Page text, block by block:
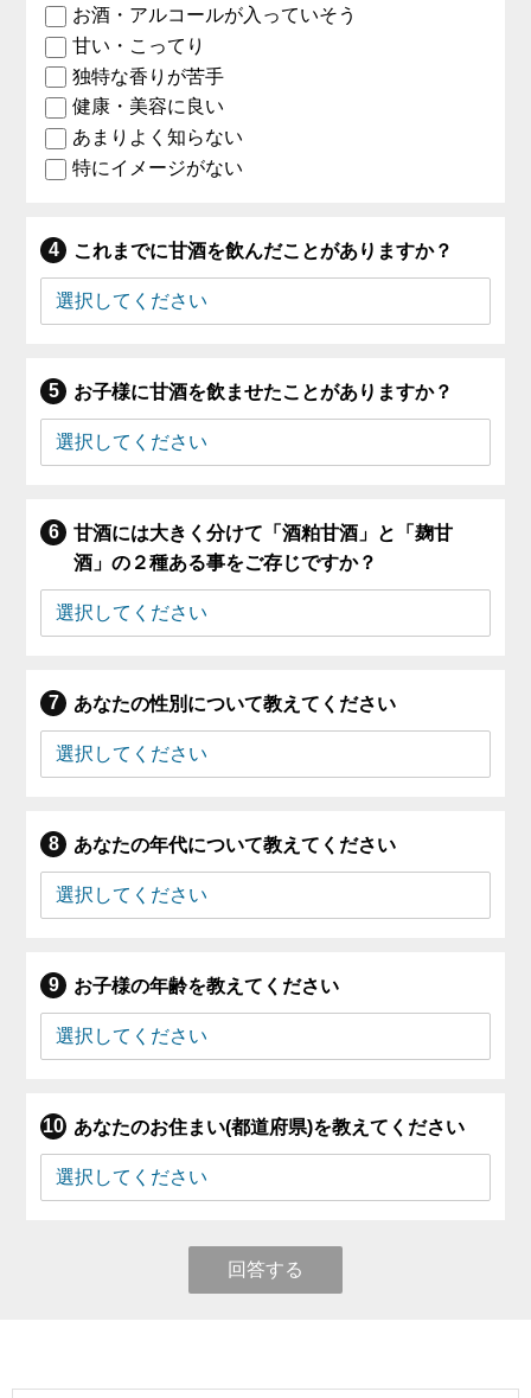
お酒・アルコールが入っていそう
甘い・こってり
独特な香りが苦手
健康・美容に良い
あまりよく知らない
特にイメージがない
これまでに甘酒を飲んだことがありますか？
お子様に甘酒を飲ませたことがありますか？
甘酒には大きく分けて「酒粕甘酒」と「麹甘
酒」の２種ある事をご存じですか？
あなたの性別について教えてください
あなたの年代について教えてください
お子様の年齢を教えてください
あなたのお住まい(都道府県)を教えてください
回答する